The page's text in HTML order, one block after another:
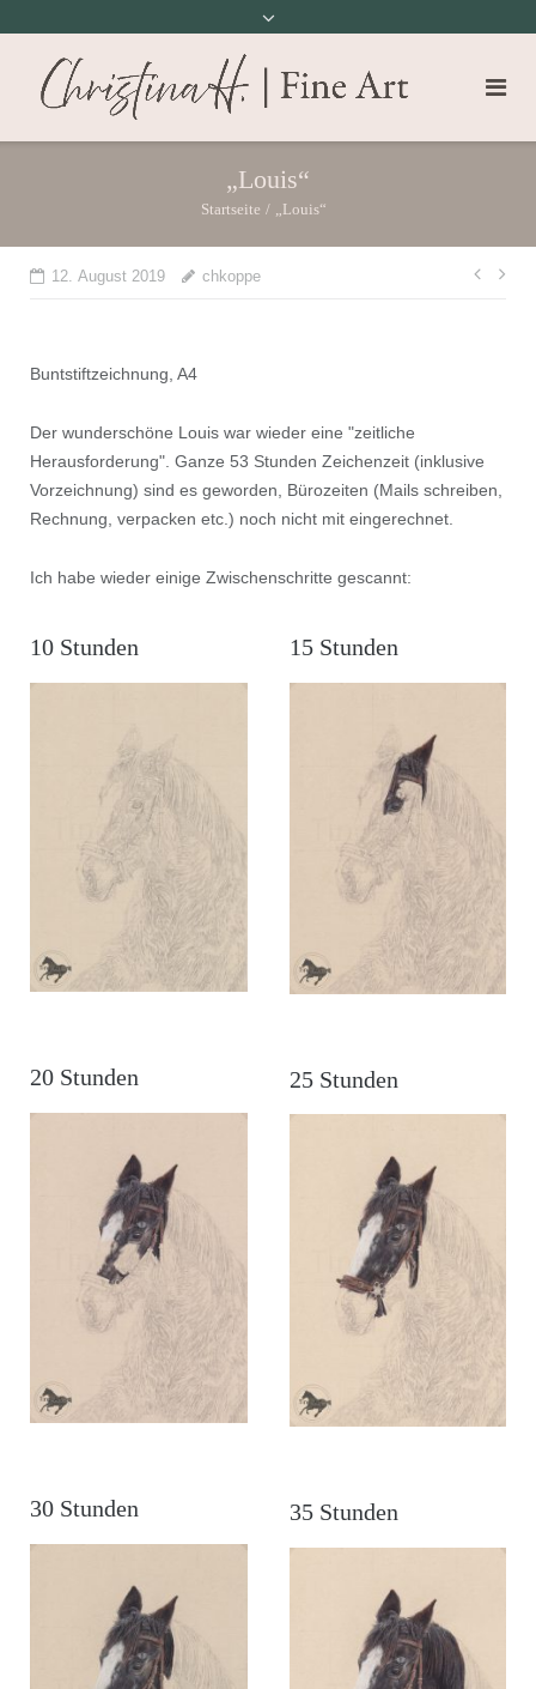
„Louis“
Startseite / „Louis“
12. August 2019 chkoppe
Buntstiftzeichnung, A4
Der wunderschöne Louis war wieder eine "zeitliche
Herausforderung". Ganze 53 Stunden Zeichenzeit (inklusive
Vorzeichnung) sind es geworden, Bürozeiten (Mails schreiben,
Rechnung, verpacken etc.) noch nicht mit eingerechnet.
Ich habe wieder einige Zwischenschritte gescannt:
10 Stunden
20 Stunden
30 Stunden
15 Stunden
25 Stunden
35 Stunden